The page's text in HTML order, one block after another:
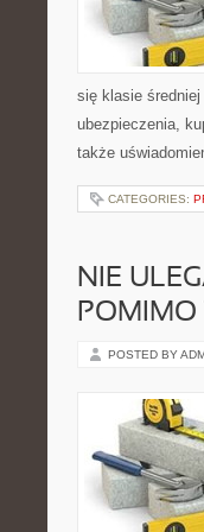
się klasie
ubezpieczenia,
także
CATEGORIES:
NIE
POMIMO
POSTED BY